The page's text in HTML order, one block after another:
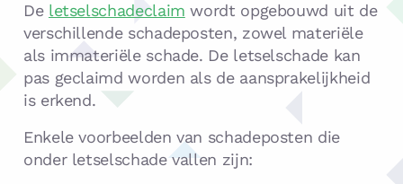
De letselschadeclaim wordt opgebouwd uit de
verschillende schadeposten, zowel materiële
als immateriële schade. De letselschade kan
pas geclaimd worden als de aansprakelijkheid
is erkend.
Enkele voorbeelden van schadeposten die
onder letselschade vallen zijn: